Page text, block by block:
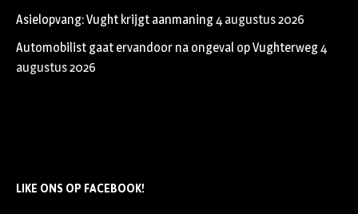
Asielopvang: Vught krijgt aanmaning4 augustus 2026
Automobilist gaat ervandoor na ongeval op Vughterweg4
augustus 2026
LIKE ONS OP FACEBOOK!